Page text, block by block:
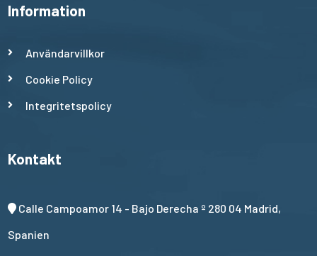
Information
Användarvillkor
Cookie Policy
Integritetspolicy
Kontakt
Calle Campoamor 14 - Bajo Derecha º 280 04 Madrid,
Spanien